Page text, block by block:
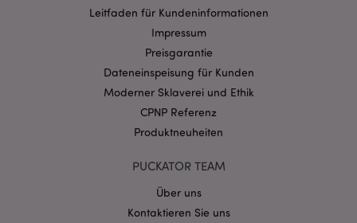
Leitfaden für Kundeninformationen
Impressum
Preisgarantie
Dateneinspeisung für Kunden
Moderner Sklaverei und Ethik
CPNP Referenz
Produktneuheiten
PUCKATOR TEAM
Über uns
Kontaktieren Sie uns
Name
Domain
mage-cache-storage-section-